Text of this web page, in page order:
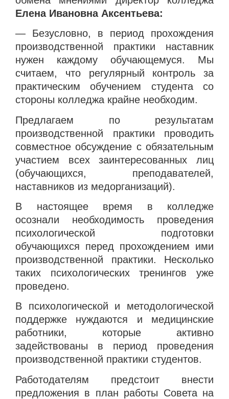
Елена Ивановна Аксентьева:
— Безусловно, в период прохождения
производственной практики наставник
нужен каждому обучающемуся. Мы
считаем, что регулярный контроль за
практическим обучением студента со
стороны колледжа крайне необходим.
Предлагаем по результатам
производственной практики проводить
совместное обсуждение с обязательным
участием всех заинтересованных лиц
(обучающихся, преподавателей,
наставников из медорганизаций).
В настоящее время в колледже
осознали необходимость проведения
психологической подготовки
обучающихся перед прохождением ими
производственной практики. Несколько
таких психологических тренингов уже
проведено.
В психологической и методологической
поддержке нуждаются и медицинские
работники, которые активно
задействованы в период проведения
производственной практики студентов.
Работодателям предстоит внести
предложения в план работы Совета на